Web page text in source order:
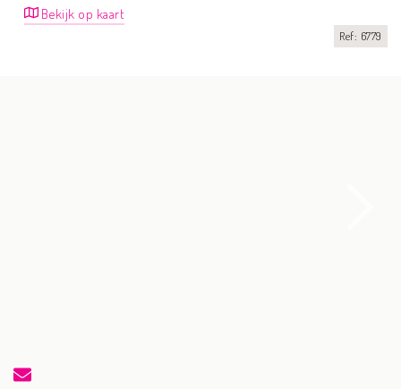
Bekijk op kaart
Ref: 6779